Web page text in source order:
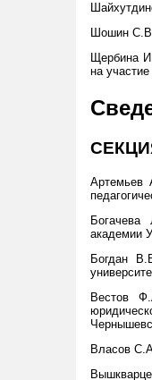
Шошин С.В.
Щербина
на
Артемьев
академии
Богдан
Вестов
Власов